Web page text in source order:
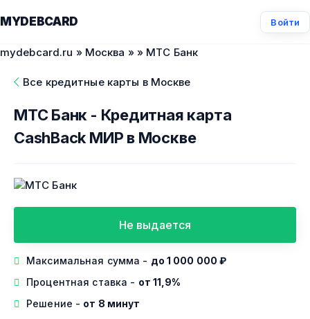
MYDEBCARD Войти
mydebcard.ru » Москва » » МТС Банк
Все кредитные карты в Москве
МТС Банк - Кредитная карта
CashBack МИР в Москве
Не выдается
Максимальная сумма - до 1 000 000 ₽
Процентная ставка - от 11,9%
Решение - от 8 минут